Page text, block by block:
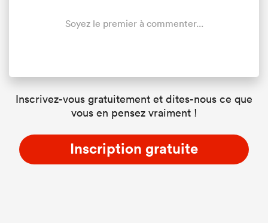
Soyez le premier à commenter...
Inscrivez-vous gratuitement et dites-nous ce que
vous en pensez vraiment !
Inscription gratuite